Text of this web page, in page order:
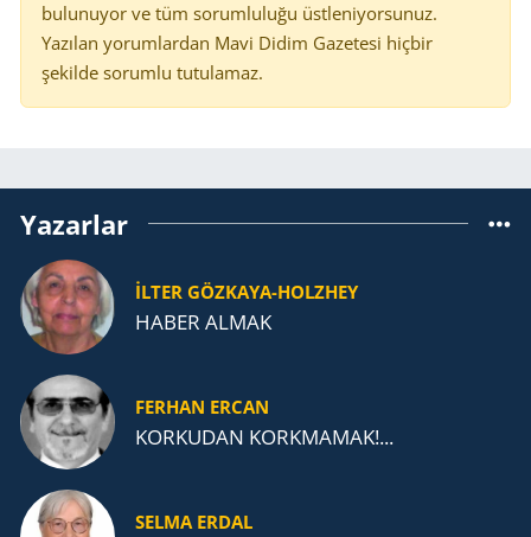
bulunuyor ve tüm sorumluluğu üstleniyorsunuz.
Yazılan yorumlardan Mavi Didim Gazetesi hiçbir
şekilde sorumlu tutulamaz.
Yazarlar
İLTER GÖZKAYA-HOLZHEY
HABER ALMAK
FERHAN ERCAN
KORKUDAN KORKMAMAK!...
SELMA ERDAL